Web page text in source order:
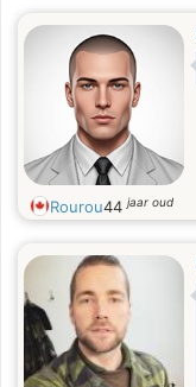
Rourou44jaar oud